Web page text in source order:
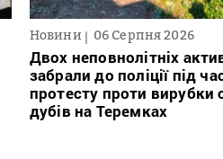
Новини 06 Серпня 2026
Двох неповнолітніх
забрали до поліції під
протесту проти вирубки
дубів на Теремках